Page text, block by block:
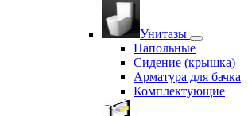
Унитазы
Напольные
Сидение (крышка)
Арматура для бачка
Комплектующие